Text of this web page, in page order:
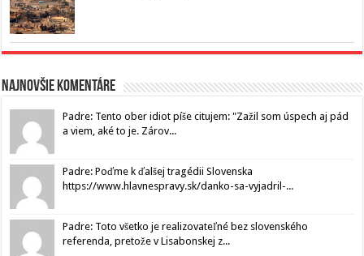
Najnovšie komentáre
Padre: Tento ober idiot píše citujem: "Zažil som úspech aj pád
a viem, aké to je. Zárov...
Padre: Poďme k ďalšej tragédii Slovenska
https://www.hlavnespravy.sk/danko-sa-vyjadril-...
Padre: Toto všetko je realizovateľné bez slovenského
referenda, pretože v Lisabonskej z...